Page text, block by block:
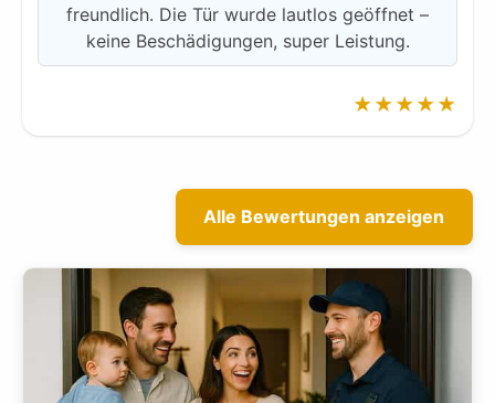
freundlich. Die Tür wurde lautlos geöffnet –
keine Beschädigungen, super Leistung.
★★★★★
Alle Bewertungen anzeigen